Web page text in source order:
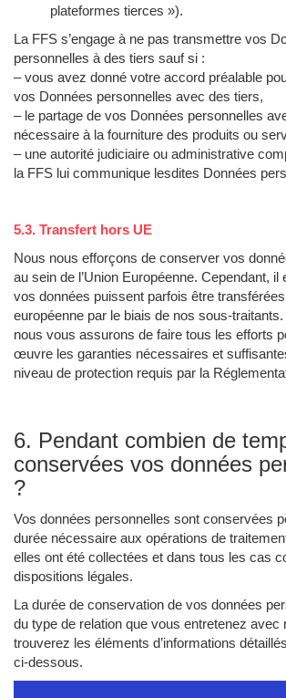
plateformes tierces »).
La FFS s’engage à ne pas transmettre vos
personnelles à des tiers sauf si :
– vous avez donné votre accord préalable
vos Données personnelles avec des tiers,
– le partage de vos Données personnelles
nécessaire à la fourniture des produits ou
– une autorité judiciaire ou administrative
la FFS lui communique lesdites Données
5.3. Transfert hors UE
Nous nous efforçons de conserver vos
au sein de l’Union Européenne. Cependant, il
vos données puissent parfois être transférées
européenne par le biais de nos sous-
nous vous assurons de faire tous les efforts
œuvre les garanties nécessaires et
niveau de protection requis par la
6. Pendant combien de
conservées vos données
?
Vos données personnelles sont conservées
durée nécessaire aux opérations de
elles ont été collectées et dans tous les cas
dispositions légales.
La durée de conservation de vos données
du type de relation que vous entretenez avec
trouverez les éléments d’informations
ci-dessous.